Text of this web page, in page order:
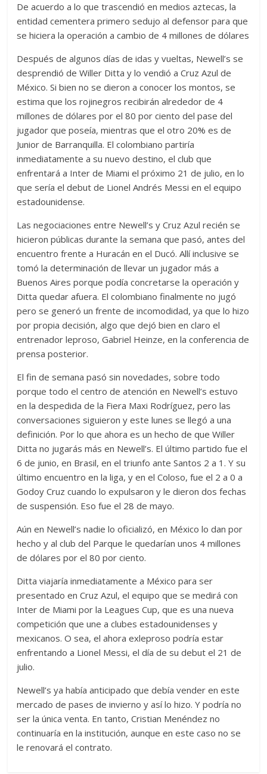
De acuerdo a lo que trascendió en medios aztecas, la
entidad cementera primero sedujo al defensor para que
se hiciera la operación a cambio de 4 millones de dólares
Después de algunos días de idas y vueltas, Newell’s se
desprendió de Willer Ditta y lo vendió a Cruz Azul de
México. Si bien no se dieron a conocer los montos, se
estima que los rojinegros recibirán alrededor de 4
millones de dólares por el 80 por ciento del pase del
jugador que poseía, mientras que el otro 20% es de
Junior de Barranquilla. El colombiano partiría
inmediatamente a su nuevo destino, el club que
enfrentará a Inter de Miami el próximo 21 de julio, en lo
que sería el debut de Lionel Andrés Messi en el equipo
estadounidense.
Las negociaciones entre Newell’s y Cruz Azul recién se
hicieron públicas durante la semana que pasó, antes del
encuentro frente a Huracán en el Ducó. Allí inclusive se
tomó la determinación de llevar un jugador más a
Buenos Aires porque podía concretarse la operación y
Ditta quedar afuera. El colombiano finalmente no jugó
pero se generó un frente de incomodidad, ya que lo hizo
por propia decisión, algo que dejó bien en claro el
entrenador leproso, Gabriel Heinze, en la conferencia de
prensa posterior.
El fin de semana pasó sin novedades, sobre todo
porque todo el centro de atención en Newell’s estuvo
en la despedida de la Fiera Maxi Rodríguez, pero las
conversaciones siguieron y este lunes se llegó a una
definición. Por lo que ahora es un hecho de que Willer
Ditta no jugarás más en Newell’s. El último partido fue el
6 de junio, en Brasil, en el triunfo ante Santos 2 a 1. Y su
último encuentro en la liga, y en el Coloso, fue el 2 a 0 a
Godoy Cruz cuando lo expulsaron y le dieron dos fechas
de suspensión. Eso fue el 28 de mayo.
Aún en Newell’s nadie lo oficializó, en México lo dan por
hecho y al club del Parque le quedarían unos 4 millones
de dólares por el 80 por ciento.
Ditta viajaría inmediatamente a México para ser
presentado en Cruz Azul, el equipo que se medirá con
Inter de Miami por la Leagues Cup, que es una nueva
competición que une a clubes estadounidenses y
mexicanos. O sea, el ahora exleproso podría estar
enfrentando a Lionel Messi, el día de su debut el 21 de
julio.
Newell’s ya había anticipado que debía vender en este
mercado de pases de invierno y así lo hizo. Y podría no
ser la única venta. En tanto, Cristian Menéndez no
continuaría en la institución, aunque en este caso no se
le renovará el contrato.